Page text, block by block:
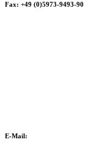
Fax: +49 (0)5973-9493-90
E-Mail: